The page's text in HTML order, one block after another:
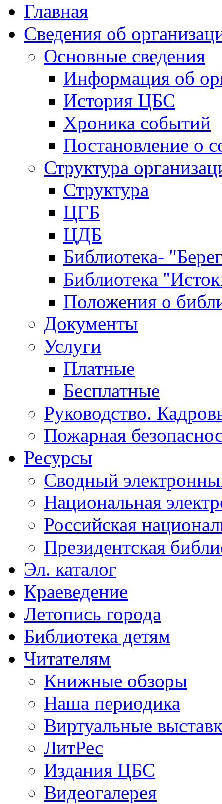
Главная
Сведения об
Основные сведения
Информация об
История ЦБС
Хроника событий
Постановление о
Структура
Структура
ЦГБ
ЦДБ
Библиотека-
Библиотека
Положения о
Документы
Услуги
Платные
Бесплатные
Руководство.
Пожарная
Ресурсы
Сводный
Национальная
Российская
Президентская
Эл. каталог
Краеведение
Летопись города
Библиотека детям
Читателям
Книжные обзоры
Наша периодика
Виртуальные
ЛитРес
Издания ЦБС
Видеогалерея